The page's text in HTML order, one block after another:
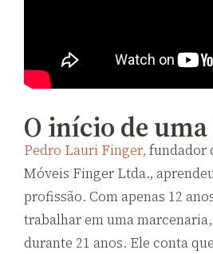
O início de
Pedro Lauri Finger, fundador
Móveis Finger Ltda.,
profissão. Com apenas 12
trabalhar em uma
durante 21 anos. Ele conta